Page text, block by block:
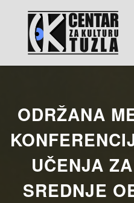
ODRŽANA
UČENJA
SREDNJE